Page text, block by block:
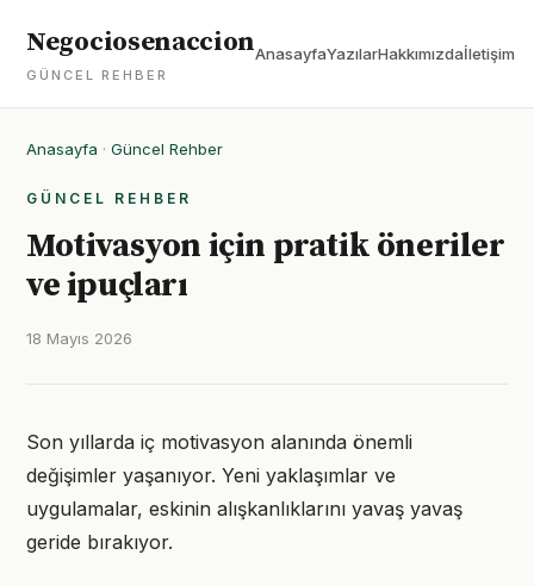
Negociosenaccion
GÜNCEL REHBER
AnasayfaYazılarHakkımızdaİletişim
Anasayfa · Güncel Rehber
GÜNCEL REHBER
Motivasyon için pratik öneriler
ve ipuçları
18 Mayıs 2026
Son yıllarda iç motivasyon alanında önemli
değişimler yaşanıyor. Yeni yaklaşımlar ve
uygulamalar, eskinin alışkanlıklarını yavaş yavaş
geride bırakıyor.